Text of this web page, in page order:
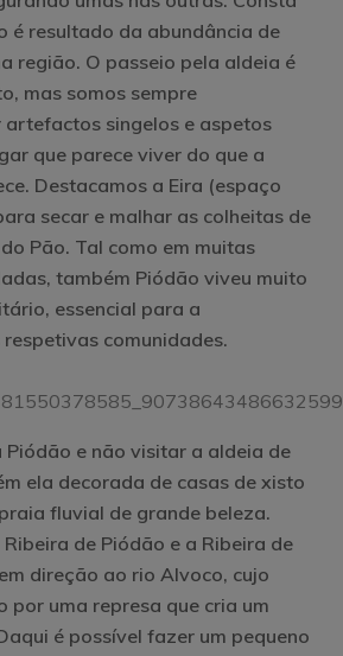
é resultado da abundância de
região. O passeio pela aldeia é
mas somos sempre
artefactos singelos e aspetos
que parece viver do que a
Destacamos a Eira (espaço
secar e malhar as colheitas de
Pão. Tal como em muitas
também Piódão viveu muito
essencial para a
comunidades.
Piódão e não visitar a aldeia de
ela decorada de casas de xisto
fluvial de grande beleza.
de Piódão e a Ribeira de
direção ao rio Alvoco, cujo
por uma represa que cria um
é possível fazer um pequeno